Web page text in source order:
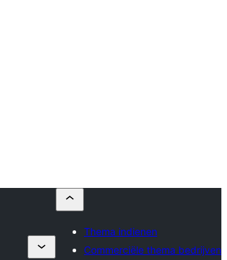
Thema indienen
Commerciële thema bedrijven